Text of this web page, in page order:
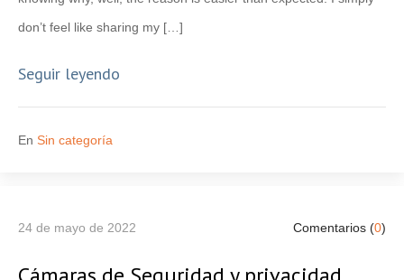
don’t feel like sharing my […]
Seguir leyendo
En Sin categoría
24 de mayo de 2022 Comentarios (0)